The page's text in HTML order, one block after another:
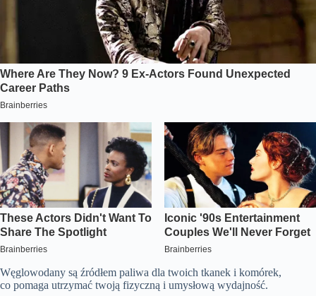
Węglowodany są źródłem paliwa dla twoich tkanek i komórek,
co pomaga utrzymać twoją fizyczną i umysłową wydajność.